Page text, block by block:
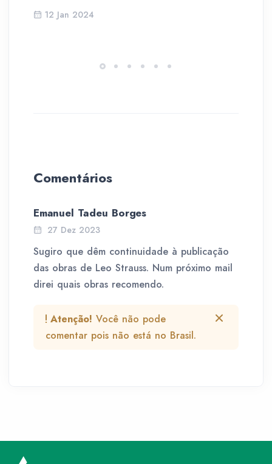
12 Jan 2024
Comentários
Emanuel Tadeu Borges
27 Dez 2023
Sugiro que dêm continuidade à publicação
das obras de Leo Strauss. Num próximo mail
direi quais obras recomendo.
Atenção! Você não pode
comentar pois não está no Brasil.